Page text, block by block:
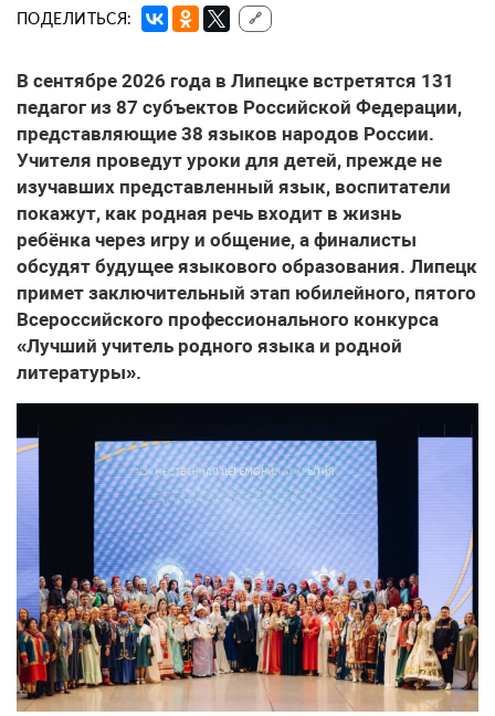
ПОДЕЛИТЬСЯ: 🔗
В сентябре 2026 года в Липецке встретятся 131
педагог из 87 субъектов Российской Федерации,
представляющие 38 языков народов России.
Учителя проведут уроки для детей, прежде не
изучавших представленный язык, воспитатели
покажут, как родная речь входит в жизнь
ребёнка через игру и общение, а финалисты
обсудят будущее языкового образования. Липецк
примет заключительный этап юбилейного, пятого
Всероссийского профессионального конкурса
«Лучший учитель родного языка и родной
литературы».